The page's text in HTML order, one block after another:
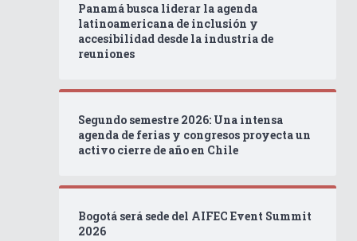
Panamá busca liderar la agenda
latinoamericana de inclusión y
accesibilidad desde la industria de
reuniones
Segundo semestre 2026: Una intensa
agenda de ferias y congresos proyecta un
activo cierre de año en Chile
Bogotá será sede del AIFEC Event Summit
2026